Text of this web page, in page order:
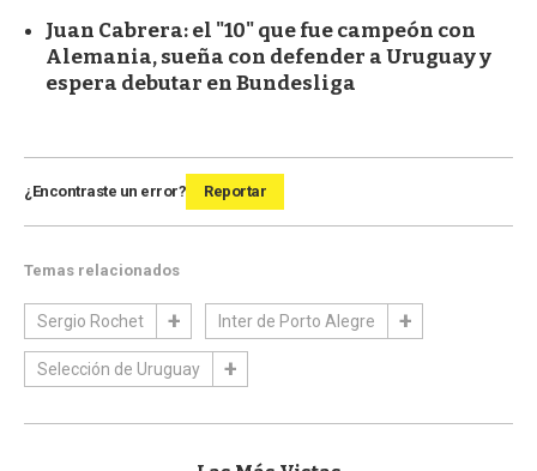
Juan Cabrera: el "10" que fue campeón con
Alemania, sueña con defender a Uruguay y
espera debutar en Bundesliga
¿Encontraste un error? Reportar
Temas relacionados
Sergio Rochet Inter de Porto Alegre
Selección de Uruguay